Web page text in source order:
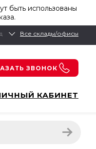
быть использованы
Все склады/офисы
ЗВОНОК
КАБИНЕТ